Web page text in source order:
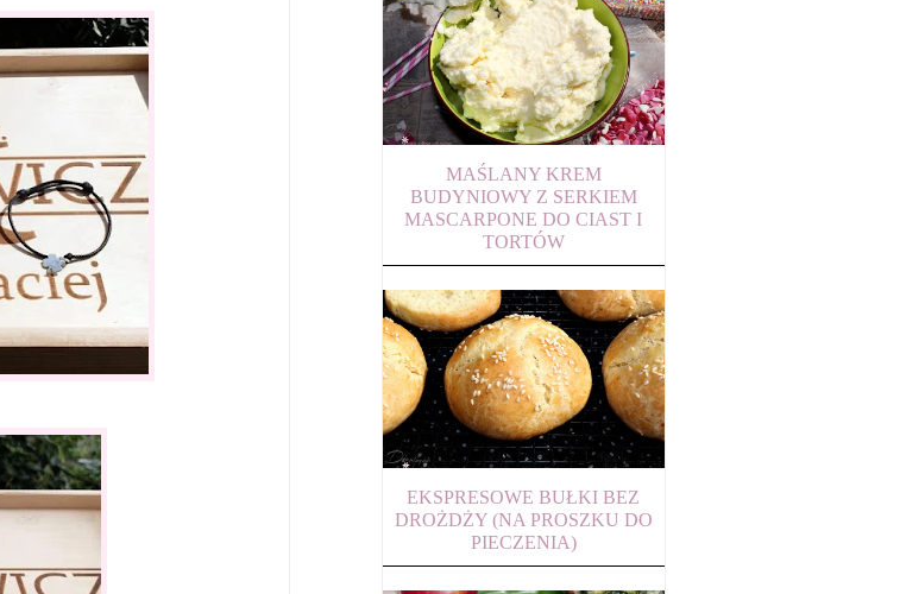
MAŚLANY KREM
BUDYNIOWY Z SERKIEM
MASCARPONE DO CIAST I
TORTÓW
EKSPRESOWE BUŁKI BEZ
DROŻDŻY (NA PROSZKU DO
PIECZENIA)